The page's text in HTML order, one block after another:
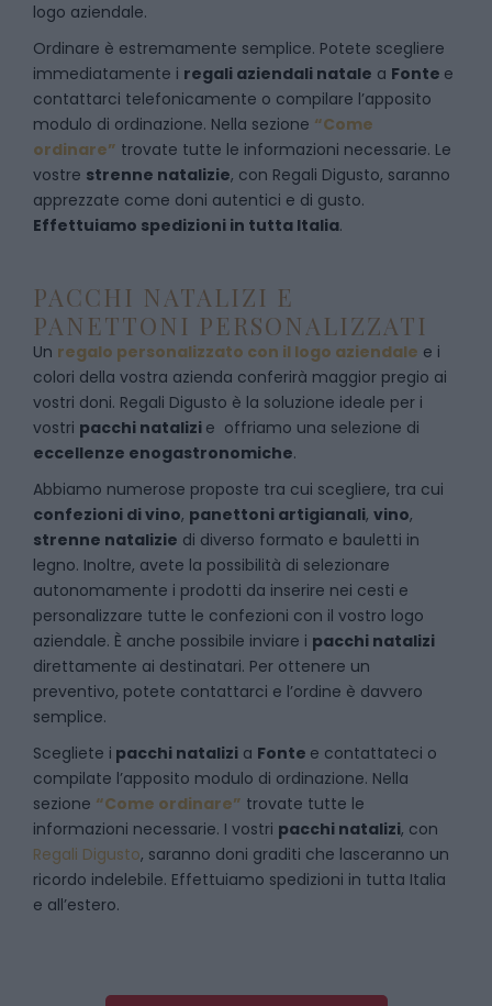
logo aziendale.
Ordinare è estremamente semplice. Potete scegliere
immediatamente i regali aziendali natale a Fonte e
contattarci telefonicamente o compilare l’apposito
modulo di ordinazione. Nella sezione “Come
ordinare” trovate tutte le informazioni necessarie. Le
vostre strenne natalizie, con Regali Digusto, saranno
apprezzate come doni autentici e di gusto.
Effettuiamo spedizioni in tutta Italia.
PACCHI NATALIZI E
PANETTONI PERSONALIZZATI
Un regalo personalizzato con il logo aziendale e i
colori della vostra azienda conferirà maggior pregio ai
vostri doni. Regali Digusto è la soluzione ideale per i
vostri pacchi natalizi e offriamo una selezione di
eccellenze enogastronomiche.
Abbiamo numerose proposte tra cui scegliere, tra cui
confezioni di vino, panettoni artigianali, vino,
strenne natalizie di diverso formato e bauletti in
legno. Inoltre, avete la possibilità di selezionare
autonomamente i prodotti da inserire nei cesti e
personalizzare tutte le confezioni con il vostro logo
aziendale. È anche possibile inviare i pacchi natalizi
direttamente ai destinatari. Per ottenere un
preventivo, potete contattarci e l’ordine è davvero
semplice.
Scegliete i pacchi natalizi a Fonte e contattateci o
compilate l’apposito modulo di ordinazione. Nella
sezione “Come ordinare” trovate tutte le
informazioni necessarie. I vostri pacchi natalizi, con
Regali Digusto, saranno doni graditi che lasceranno un
ricordo indelebile. Effettuiamo spedizioni in tutta Italia
e all’estero.